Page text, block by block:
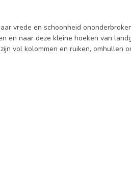
vrede en schoonheid
en naar deze kleine hoeken van
vol kolommen en ruiken, omhullen